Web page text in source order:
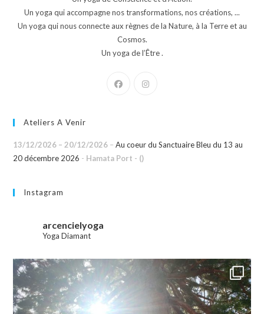
Un yoga qui accompagne nos transformations, nos créations, ...
Un yoga qui nous connecte aux règnes de la Nature, à la Terre et au
Cosmos.
Un yoga de l’Être .
Ateliers A Venir
13/12/2026 – 20/12/2026 –Au coeur du Sanctuaire Bleu du 13 au
20 décembre 2026 - Hamata Port - ()
Instagram
arcencielyoga
Yoga Diamant